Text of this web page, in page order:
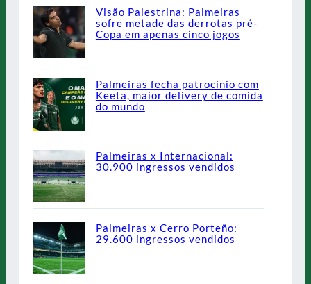
Visão Palestrina: Palmeiras
sofre metade das derrotas pré-
Copa em apenas cinco jogos
Palmeiras fecha patrocínio com
Keeta, maior delivery de comida
do mundo
Palmeiras x Internacional:
30.900 ingressos vendidos
Palmeiras x Cerro Porteño:
29.600 ingressos vendidos